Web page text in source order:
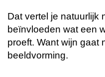
Dat vertel je natuurlijk
beïnvloeden wat een
proeft. Want wijn gaat
beeldvorming.